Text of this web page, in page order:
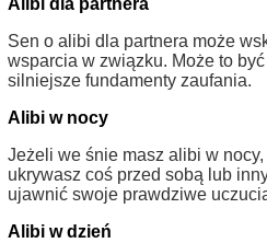
Alibi dla partnera
Sen o alibi dla partnera może
wsparcia w związku. Może to
silniejsze fundamenty zaufania.
Alibi w nocy
Jeżeli we śnie masz alibi w
ukrywasz coś przed sobą lub
ujawnić swoje prawdziwe
Alibi w dzień